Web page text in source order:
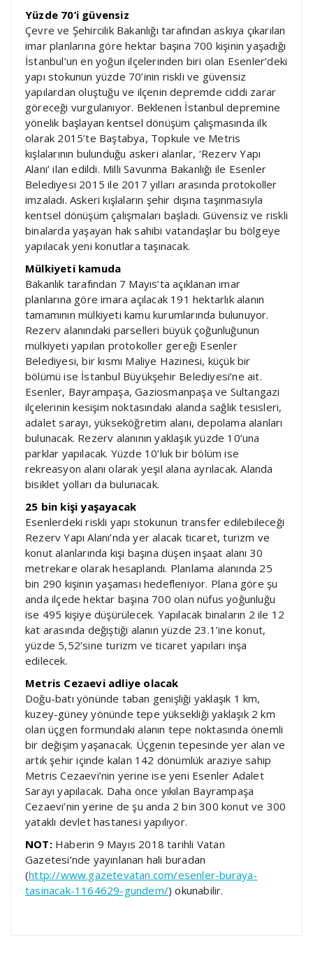
Yüzde 70’i güvensiz
Çevre ve Şehircilik Bakanlığı tarafından askıya çıkarılan
imar planlarına göre hektar başına 700 kişinin yaşadığı
İstanbul’un en yoğun ilçelerinden biri olan Esenler’deki
yapı stokunun yüzde 70’inin riskli ve güvensiz
yapılardan oluştuğu ve ilçenin depremde ciddi zarar
göreceği vurgulanıyor. Beklenen İstanbul depremine
yönelik başlayan kentsel dönüşüm çalışmasında ilk
olarak 2015’te Baştabya, Topkule ve Metris
kışlalarının bulunduğu askeri alanlar, ‘Rezerv Yapı
Alanı’ ilan edildi. Milli Savunma Bakanlığı ile Esenler
Belediyesi 2015 ile 2017 yılları arasında protokoller
imzaladı. Askeri kışlaların şehir dışına taşınmasıyla
kentsel dönüşüm çalışmaları başladı. Güvensiz ve riskli
binalarda yaşayan hak sahibi vatandaşlar bu bölgeye
yapılacak yeni konutlara taşınacak.
Mülkiyeti kamuda
Bakanlık tarafından 7 Mayıs’ta açıklanan imar
planlarına göre imara açılacak 191 hektarlık alanın
tamamının mülkiyeti kamu kurumlarında bulunuyor.
Rezerv alanındaki parselleri büyük çoğunluğunun
mülkiyeti yapılan protokoller gereği Esenler
Belediyesi, bir kısmı Maliye Hazinesi, küçük bir
bölümü ise İstanbul Büyükşehir Belediyesi’ne ait.
Esenler, Bayrampaşa, Gaziosmanpaşa ve Sultangazi
ilçelerinin kesişim noktasındaki alanda sağlık tesisleri,
adalet sarayı, yükseköğretim alanı, depolama alanları
bulunacak. Rezerv alanının yaklaşık yüzde 10’una
parklar yapılacak. Yüzde 10’luk bir bölüm ise
rekreasyon alanı olarak yeşil alana ayrılacak. Alanda
bisiklet yolları da bulunacak.
25 bin kişi yaşayacak
Esenlerdeki riskli yapı stokunun transfer edilebileceği
Rezerv Yapı Alanı’nda yer alacak ticaret, turizm ve
konut alanlarında kişi başına düşen inşaat alanı 30
metrekare olarak hesaplandı. Planlama alanında 25
bin 290 kişinin yaşaması hedefleniyor. Plana göre şu
anda ilçede hektar başına 700 olan nüfus yoğunluğu
ise 495 kişiye düşürülecek. Yapılacak binaların 2 ile 12
kat arasında değiştiği alanın yüzde 23.1’ine konut,
yüzde 5,52’sine turizm ve ticaret yapıları inşa
edilecek.
Metris Cezaevi adliye olacak
Doğu-batı yönünde taban genişliği yaklaşık 1 km,
kuzey-güney yönünde tepe yüksekliği yaklaşık 2 km
olan üçgen formundaki alanın tepe noktasında önemli
bir değişim yaşanacak. Üçgenin tepesinde yer alan ve
artık şehir içinde kalan 142 dönümlük araziye sahip
Metris Cezaevi’nin yerine ise yeni Esenler Adalet
Sarayı yapılacak. Daha önce yıkılan Bayrampaşa
Cezaevi’nin yerine de şu anda 2 bin 300 konut ve 300
yataklı devlet hastanesi yapılıyor.
NOT:Haberin 9 Mayıs 2018 tarihli Vatan
Gazetesi’nde yayınlanan hali buradan
(http://www.gazetevatan.com/esenler-buraya-
tasinacak-1164629-gundem/) okunabilir.